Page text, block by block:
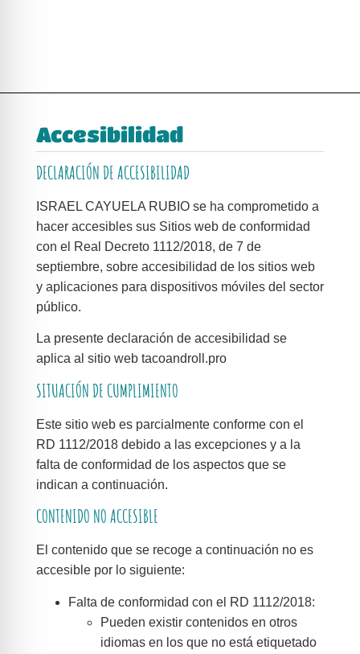
Accesibilidad
DECLARACIÓN DE ACCESIBILIDAD
ISRAEL CAYUELA RUBIO se ha comprometido a
hacer accesibles sus Sitios web de conformidad
con el Real Decreto 1112/2018, de 7 de
septiembre, sobre accesibilidad de los sitios web
y aplicaciones para dispositivos móviles del sector
público.
La presente declaración de accesibilidad se
aplica al sitio web tacoandroll.pro
SITUACIÓN DE CUMPLIMIENTO
Este sitio web es parcialmente conforme con el
RD 1112/2018 debido a las excepciones y a la
falta de conformidad de los aspectos que se
indican a continuación.
CONTENIDO NO ACCESIBLE
El contenido que se recoge a continuación no es
accesible por lo siguiente:
Falta de conformidad con el RD 1112/2018:
Pueden existir contenidos en otros
idiomas en los que no está etiquetado